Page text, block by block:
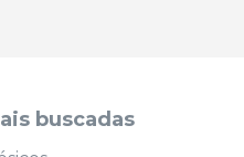
buscadas